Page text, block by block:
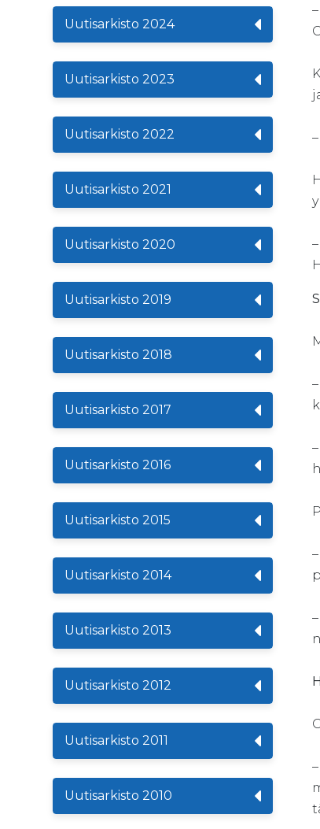
Uutisarkisto 2024
Uutisarkisto 2023
Uutisarkisto 2022
Uutisarkisto 2021
Uutisarkisto 2020
Uutisarkisto 2019
Uutisarkisto 2018
Uutisarkisto 2017
Uutisarkisto 2016
Uutisarkisto 2015
Uutisarkisto 2014
Uutisarkisto 2013
Uutisarkisto 2012
Uutisarkisto 2011
Uutisarkisto 2010